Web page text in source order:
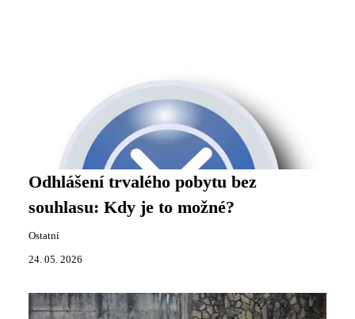
Odhlášení trvalého pobytu bez
souhlasu: Kdy je to možné?
Ostatní
24. 05. 2026